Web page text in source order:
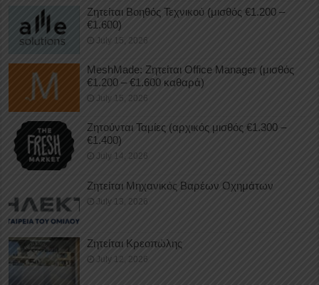
Ζητείται Βοηθός Τεχνικού (μισθός €1.200 –
€1.600)
July 15, 2026
MeshMade: Ζητείται Office Manager (μισθός
€1.200 – €1.600 καθαρά)
July 15, 2026
Ζητούνται Ταμίες (αρχικός μισθός €1.300 –
€1.400)
July 14, 2026
Ζητείται Μηχανικός Βαρέων Οχημάτων
July 13, 2026
Ζητείται Κρεοπώλης
July 12, 2026